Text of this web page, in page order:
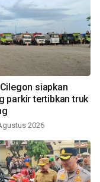
siapkan
parkir tertibkan truk
2026